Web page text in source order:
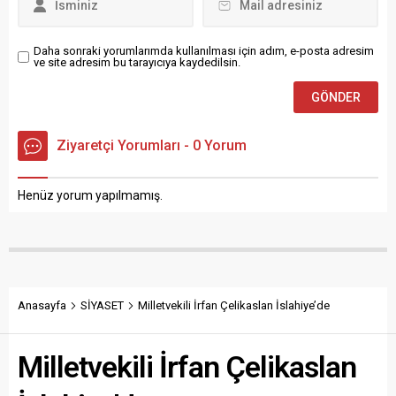
toplantısında yeni kararlar
Müslim Sarı,...
Daha sonraki yorumlarımda kullanılması için adım, e-posta adresim
ve site adresim bu tarayıcıya kaydedilsin.
Ziyaretçi Yorumları - 0 Yorum
Henüz yorum yapılmamış.
Anasayfa SİYASET Milletvekili İrfan Çelikaslan İslahiye’de
Milletvekili İrfan Çelikaslan